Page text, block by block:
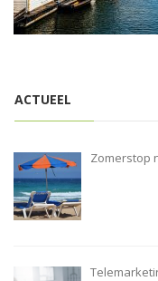
ACTUEEL
Zomerstop